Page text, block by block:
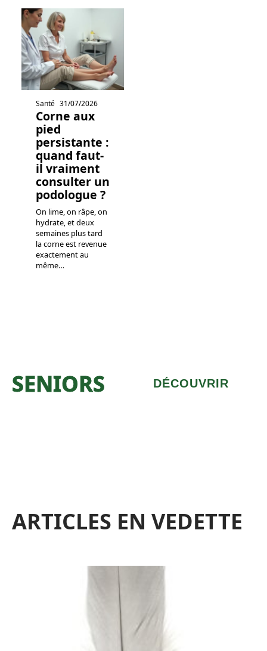
Santé 31/07/2026
Corne aux
pied
persistante :
quand faut-
il vraiment
consulter un
podologue ?
On lime, on râpe, on
hydrate, et deux
semaines plus tard
la corne est revenue
exactement au
même…
SENIORS DÉCOUVRIR
ARTICLES EN VEDETTE